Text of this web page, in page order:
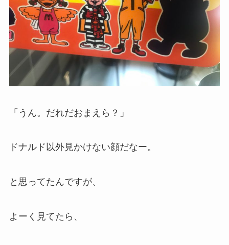
「うん。だれだおまえら？」
ドナルド以外見かけない顔だなー。
と思ってたんですが、
よーく見てたら、